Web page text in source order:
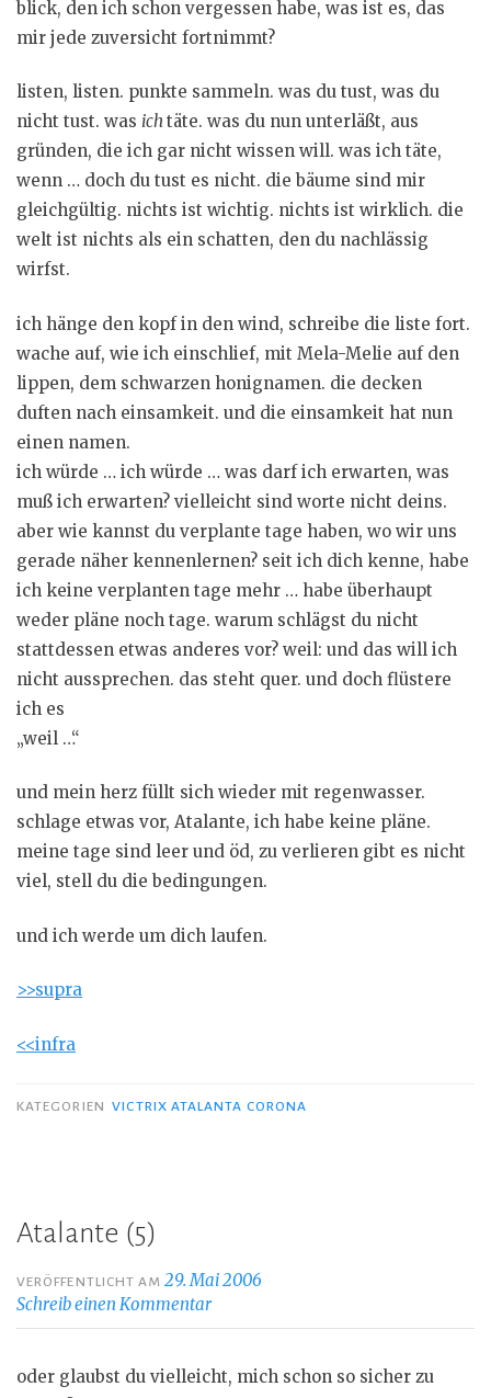
blick, den ich schon vergessen habe, was ist es, das
mir jede zuversicht fortnimmt?
listen, listen. punkte sammeln. was du tust, was du
nicht tust. was ichtäte. was du nun unterläßt, aus
gründen, die ich gar nicht wissen will. was ich täte,
wenn … doch du tust es nicht. die bäume sind mir
gleichgültig. nichts ist wichtig. nichts ist wirklich. die
welt ist nichts als ein schatten, den du nachlässig
wirfst.
ich hänge den kopf in den wind, schreibe die liste fort.
wache auf, wie ich einschlief, mit Mela-Melie auf den
lippen, dem schwarzen honignamen. die decken
duften nach einsamkeit. und die einsamkeit hat nun
einen namen.
ich würde … ich würde … was darf ich erwarten, was
muß ich erwarten? vielleicht sind worte nicht deins.
aber wie kannst du verplante tage haben, wo wir uns
gerade näher kennenlernen? seit ich dich kenne, habe
ich keine verplanten tage mehr … habe überhaupt
weder pläne noch tage. warum schlägst du nicht
stattdessen etwas anderes vor? weil: und das will ich
nicht aussprechen. das steht quer. und doch flüstere
ich es
„weil …“
und mein herz füllt sich wieder mit regenwasser.
schlage etwas vor, Atalante, ich habe keine pläne.
meine tage sind leer und öd, zu verlieren gibt es nicht
viel, stell du die bedingungen.
und ich werde um dich laufen.
>>supra
<<infra
KATEGORIEN VICTRIX ATALANTA CORONA
Atalante (5)
VERÖFFENTLICHT AM29. Mai 2006
Schreib einen Kommentar
oder glaubst du vielleicht, mich schon so sicher zu